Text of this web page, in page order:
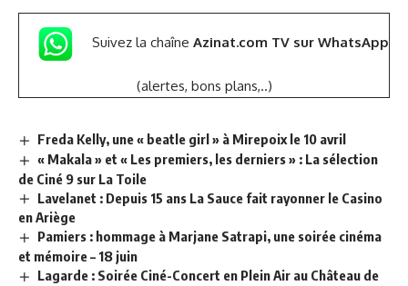
Suivez la chaîne Azinat.com TV sur WhatsApp
(alertes, bons plans,..)
Freda Kelly, une « beatle girl » à Mirepoix le 10 avril
« Makala » et « Les premiers, les derniers » : La sélection
de Ciné 9 sur La Toile
Lavelanet : Depuis 15 ans La Sauce fait rayonner le Casino
en Ariège
Pamiers : hommage à Marjane Satrapi, une soirée cinéma
et mémoire – 18 juin
Lagarde : Soirée Ciné-Concert en Plein Air au Château de